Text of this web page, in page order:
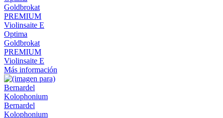
Optima
Goldbrokat
PREMIUM
Violinsaite E
Más información
Bernardel
Kolophonium